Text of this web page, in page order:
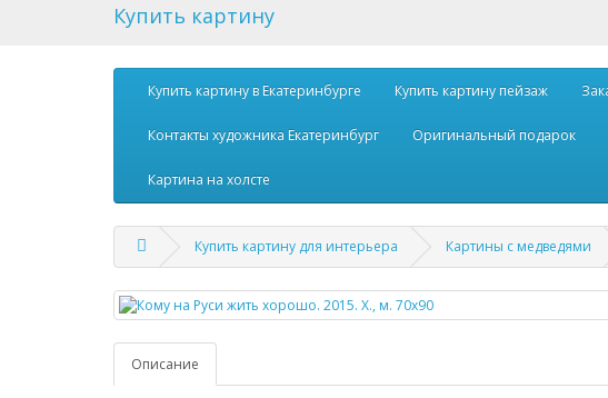
Купить картину
Купить картину в Екатеринбурге Купить картину пейзаж
Контакты художника Екатеринбург Оригинальный подарок
Картина на холсте
Купить картину для интерьера Картины с медведями
Описание